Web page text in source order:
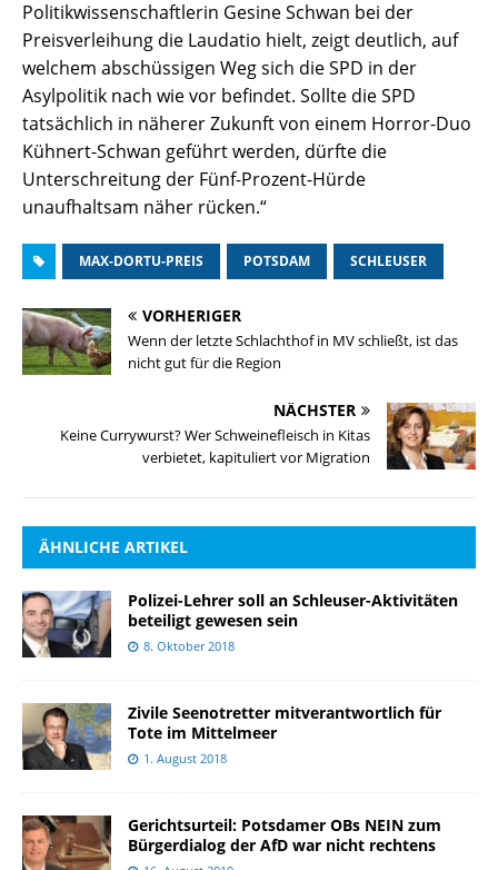
Politikwissenschaftlerin Gesine Schwan bei der
Preisverleihung die Laudatio hielt, zeigt deutlich, auf
welchem abschüssigen Weg sich die SPD in der
Asylpolitik nach wie vor befindet. Sollte die SPD
tatsächlich in näherer Zukunft von einem Horror-Duo
Kühnert-Schwan geführt werden, dürfte die
Unterschreitung der Fünf-Prozent-Hürde
unaufhaltsam näher rücken.“
MAX-DORTU-PREIS POTSDAM SCHLEUSER
VORHERIGER
Wenn der letzte Schlachthof in MV schließt, ist das
nicht gut für die Region
NÄCHSTER
Keine Currywurst? Wer Schweinefleisch in Kitas
verbietet, kapituliert vor Migration
ÄHNLICHE ARTIKEL
Polizei-Lehrer soll an Schleuser-Aktivitäten
beteiligt gewesen sein
8. Oktober 2018
Zivile Seenotretter mitverantwortlich für
Tote im Mittelmeer
1. August 2018
Gerichtsurteil: Potsdamer OBs NEIN zum
Bürgerdialog der AfD war nicht rechtens